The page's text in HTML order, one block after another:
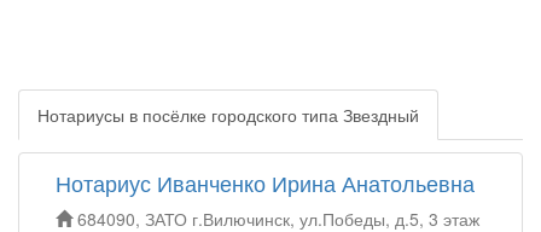
Нотариусы в посёлке городского типа Звездный
Нотариус Иванченко Ирина Анатольевна
684090, ЗАТО г.Вилючинск, ул.Победы, д.5, 3 этаж